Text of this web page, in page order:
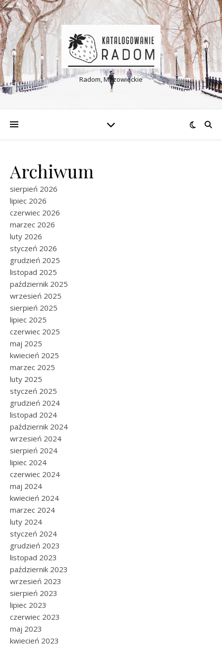
Radom, Mazowieckie
Archiwum
sierpień 2026
lipiec 2026
czerwiec 2026
marzec 2026
luty 2026
styczeń 2026
grudzień 2025
listopad 2025
październik 2025
wrzesień 2025
sierpień 2025
lipiec 2025
czerwiec 2025
maj 2025
kwiecień 2025
marzec 2025
luty 2025
styczeń 2025
grudzień 2024
listopad 2024
październik 2024
wrzesień 2024
sierpień 2024
lipiec 2024
czerwiec 2024
maj 2024
kwiecień 2024
marzec 2024
luty 2024
styczeń 2024
grudzień 2023
listopad 2023
październik 2023
wrzesień 2023
sierpień 2023
lipiec 2023
czerwiec 2023
maj 2023
kwiecień 2023